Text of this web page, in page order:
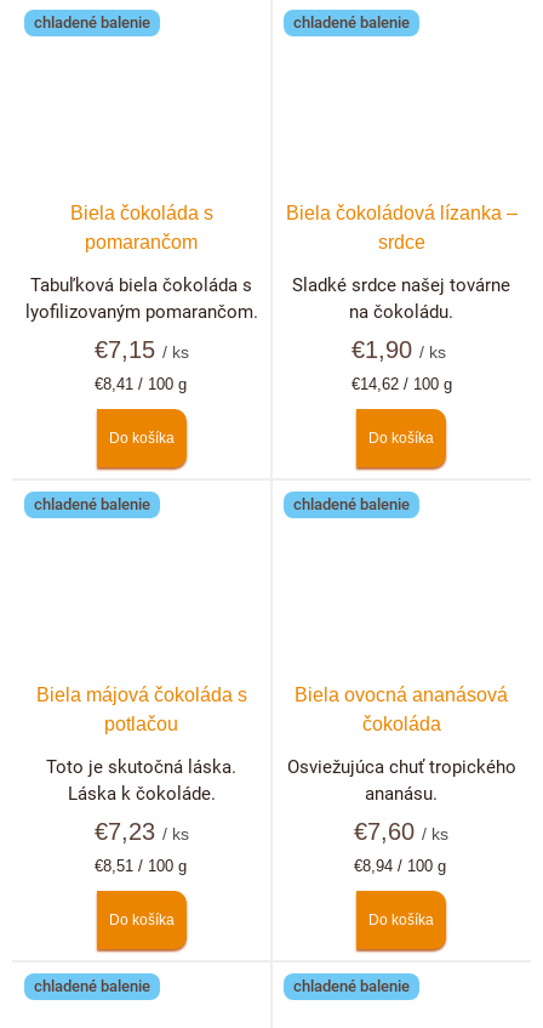
chladené balenie
Biela čokoláda s
pomarančom
€7,15 / ks
Jednotková
€8,41 / 100 g
Do košíka
Tabuľková biela čokoláda s
lyofilizovaným pomarančom.
chladené balenie
Biela čokoládová lízanka –
srdce
€1,90 / ks
Jednotková
€14,62 / 100 g
Do košíka
Sladké srdce našej továrne
na čokoládu.
chladené balenie
Biela májová čokoláda s
potlačou
€7,23 / ks
Jednotková
€8,51 / 100 g
Do košíka
Toto je skutočná láska.
Láska k čokoláde.
chladené balenie
Biela ovocná ananásová
čokoláda
€7,60/ ks
Jednotková
€8,94 / 100 g
Do košíka
Osviežujúca chuť tropického
ananásu.
chladené balenie chladené balenie